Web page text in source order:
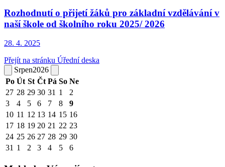
Rozhodnutí o přijetí žáků pro základní vzdělávání v
naší škole od školního roku 2025/ 2026
28. 4. 2025
Přejít na stránku Úřední deska
Srpen2026
Po Út St Čt Pá So Ne
27 28 29 30 31 1
2
3
4 5 6 7 8
9
10 11 12 13 14 15 16
17 18 19 20 21 22 23
24 25 26 27 28 29 30
31 1 2 3 4 5 6